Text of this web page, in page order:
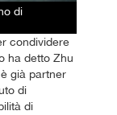
di
condividere
ha detto Zhu
già partner
di
di